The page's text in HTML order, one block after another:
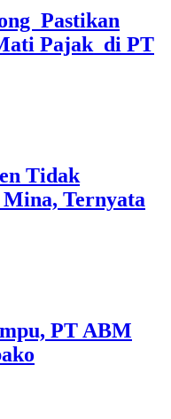
Pastikan
Pajak di PT
Tidak
Mina, Ternyata
PT ABM